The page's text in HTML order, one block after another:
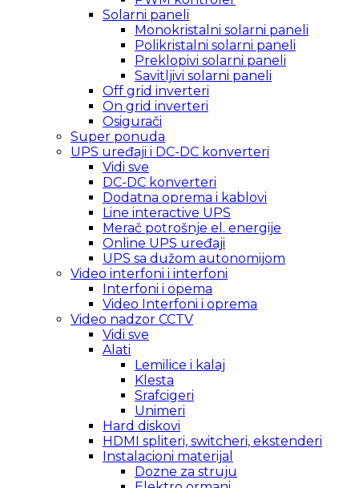
Solarni paneli
Monokristalni solarni paneli
Polikristalni solarni paneli
Preklopivi solarni paneli
Savitljivi solarni paneli
Off grid inverteri
On grid inverteri
Osigurači
Super ponuda
UPS uređaji i DC-DC konverteri
Vidi sve
DC-DC konverteri
Dodatna oprema i kablovi
Line interactive UPS
Merač potrošnje el. energije
Online UPS uređaji
UPS sa dužom autonomijom
Video interfoni i interfoni
Interfoni i opema
Video Interfoni i oprema
Video nadzor CCTV
Vidi sve
Alati
Lemilice i kalaj
Klesta
Srafcigeri
Unimeri
Hard diskovi
HDMI spliteri, switcheri, ekstenderi
Instalacioni materijal
Dozne za struju